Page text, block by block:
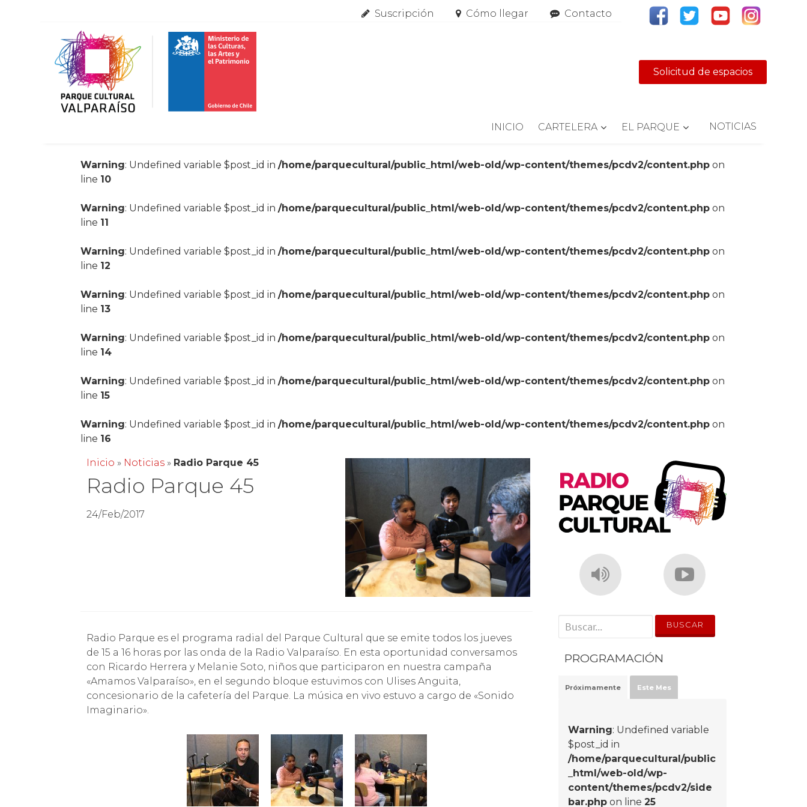
Suscripción Cómo llegar Contacto
Solicitud de espacios
INICIO CARTELERA EL PARQUE NOTICIAS
Warning: Undefined variable $post_id in/home/parquecultural/public_html/web-old/wp-content/themes/pcdv2/content.php on
line 10
Warning: Undefined variable $post_id in/home/parquecultural/public_html/web-old/wp-content/themes/pcdv2/content.php on
line 11
Warning: Undefined variable $post_id in/home/parquecultural/public_html/web-old/wp-content/themes/pcdv2/content.php on
line 12
Warning: Undefined variable $post_id in/home/parquecultural/public_html/web-old/wp-content/themes/pcdv2/content.php on
line 13
Warning: Undefined variable $post_id in/home/parquecultural/public_html/web-old/wp-content/themes/pcdv2/content.php on
line 14
Warning: Undefined variable $post_id in/home/parquecultural/public_html/web-old/wp-content/themes/pcdv2/content.php on
line 15
Warning: Undefined variable $post_id in/home/parquecultural/public_html/web-old/wp-content/themes/pcdv2/content.php on
line 16
Inicio » Noticias » Radio Parque 45
Radio Parque 45
24/Feb/2017
Radio Parque es el programa radial del Parque Cultural que se emite todos los jueves
de 15 a 16 horas por las onda de la Radio Valparaíso. En esta oportunidad conversamos
con Ricardo Herrera y Melanie Soto, niños que participaron en nuestra campaña
«Amamos Valparaíso», en el segundo bloque estuvimos con Ulises Anguita,
concesionario de la cafetería del Parque. La música en vivo estuvo a cargo de «Sonido
Imaginario».
' . __('Search for:') . '
PROGRAMACIÓN
Próximamente Este Mes
Warning: Undefined variable
$post_id in
/home/parquecultural/public
_html/web-old/wp-
content/themes/pcdv2/side
bar.php on line25